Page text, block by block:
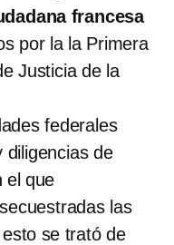
francesa
por la la Primera
Justicia de la
federales
diligencias de
el que
las
se trató de